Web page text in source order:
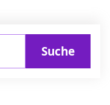
Suche